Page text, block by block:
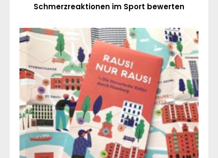
Schmerzreaktionen im Sport bewerten